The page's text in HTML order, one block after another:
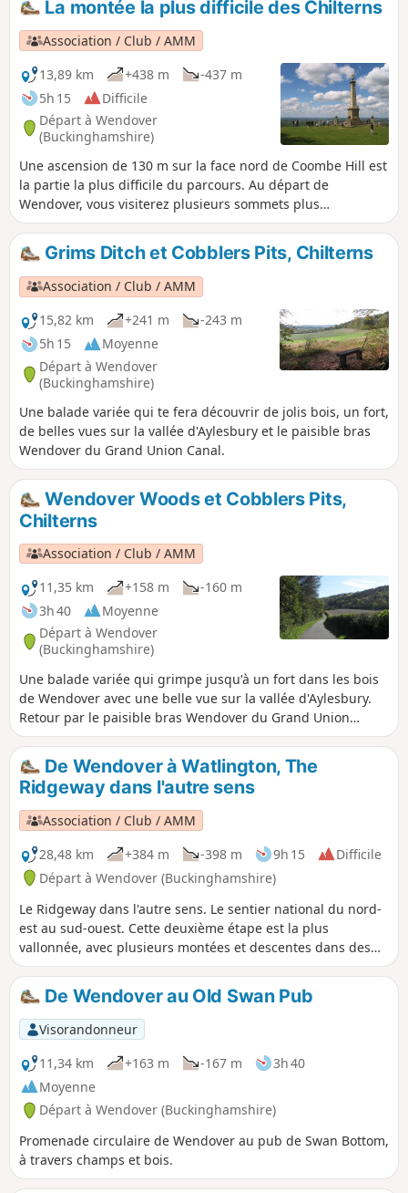
La montée la plus difficile des Chilterns
Association / Club / AMM
13,89 km
+438 m
-437 m
5h 15
Difficile
Départ à Wendover
(Buckinghamshire)
Une ascension de 130 m sur la face nord de Coombe Hill est
la partie la plus difficile du parcours. Au départ de
Wendover, vous visiterez plusieurs sommets plus
tranquilles avant d'atteindre le plus haut, où vos efforts
seront récompensés par des paysages variés et
magnifiques.
Grims Ditch et Cobblers Pits, Chilterns
Association / Club / AMM
15,82 km
+241 m
-243 m
5h 15
Moyenne
Départ à Wendover
(Buckinghamshire)
Une balade variée qui te fera découvrir de jolis bois, un fort,
de belles vues sur la vallée d'Aylesbury et le paisible bras
Wendover du Grand Union Canal.
Wendover Woods et Cobblers Pits,
Chilterns
Association / Club / AMM
11,35 km
+158 m
-160 m
3h 40
Moyenne
Départ à Wendover
(Buckinghamshire)
Une balade variée qui grimpe jusqu'à un fort dans les bois
de Wendover avec une belle vue sur la vallée d'Aylesbury.
Retour par le paisible bras Wendover du Grand Union
Canal.
De Wendover à Watlington, The
Ridgeway dans l'autre sens
Association / Club / AMM
28,48 km
+384 m -398 m 9h 15
Difficile
Départ à Wendover (Buckinghamshire)
Le Ridgeway dans l'autre sens. Le sentier national du nord-
est au sud-ouest. Cette deuxième étape est la plus
vallonnée, avec plusieurs montées et descentes dans des
vallées. C'est donc la partie la plus difficile du Ridgeway.
L'itinéraire grimpe Coombe Hill, passe par le fort de Pulpit
Hill et Lodge Hill. Il contourne Bledlow Great Wood près de
Chinnor pour longer une voie ferrée désaffectée et passer
sous la M40. Il longe le bord inférieur de l'escarpement des
Chilterns et passe Watlington Hill.
De Wendover au Old Swan Pub
Visorandonneur
11,34 km
+163 m -167 m
3h 40
Moyenne
Départ à Wendover (Buckinghamshire)
Promenade circulaire de Wendover au pub de Swan Bottom,
à travers champs et bois.